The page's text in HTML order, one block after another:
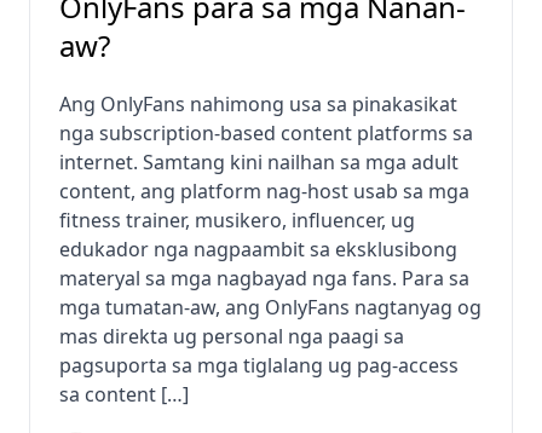
aw?
Ang OnlyFans nahimong usa sa pinakasikat
nga subscription-based content platforms sa
internet. Samtang kini nailhan sa mga adult
content, ang platform nag-host usab sa mga
fitness trainer, musikero, influencer, ug
edukador nga nagpaambit sa eksklusibong
materyal sa mga nagbayad nga fans. Para sa
mga tumatan-aw, ang OnlyFans nagtanyag og
mas direkta ug personal nga paagi sa
pagsuporta sa mga tiglalang ug pag-access
sa content […]